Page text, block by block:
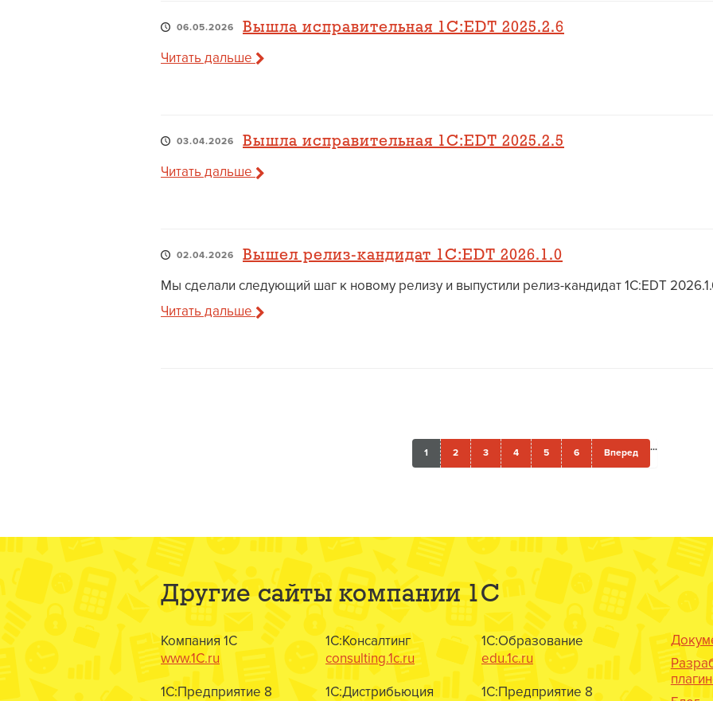
06.05.2026 Вышла исправительная 1C:EDT 2025.2.6
Читать дальше
03.04.2026 Вышла исправительная 1C:EDT 2025.2.5
Читать дальше
02.04.2026 Вышел релиз-кандидат 1C:EDT 2026.1.0
Мы сделали следующий шаг к новому релизу и выпустили релиз-кандидат 1C:EDT
Читать дальше
1 2 3 4 5 6 ...
Вперед
Другие сайты компании 1С
Компания 1С
www.1C.ru
1С:Предприятие 8
1С:Консалтинг
consulting.1c.ru
1С:Дистрибьюция
1С:Образование
edu.1c.ru
1С:Предприятие 8